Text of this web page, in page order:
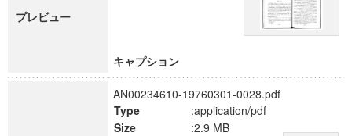
プレビュー
キャプション
AN00234610-19760301-0028.pdf
Type
:application/pdf
Size
:2.9 MB